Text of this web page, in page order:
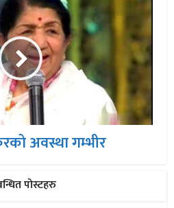
अवस्था गम्भीर
पोस्टहरु